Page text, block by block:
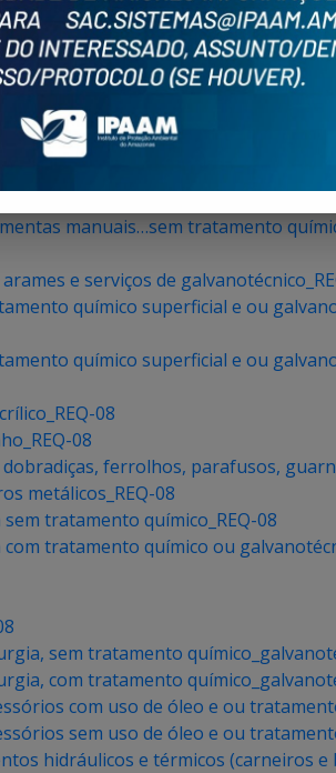
superficial e ou
tratamento químico superficial e
tratamento químico superficial
manuais…com tratamento
manuais…sem tratamento
e serviços de
químico superficial e ou
químico superficial e ou
08
08
ferrolhos, parafusos,
metálicos_REQ-08
tratamento químico_REQ-08
tratamento químico ou
sem tratamento
com tratamento
com uso de óleo e ou
sem uso de óleo e ou
hidráulicos e térmicos (carneiros